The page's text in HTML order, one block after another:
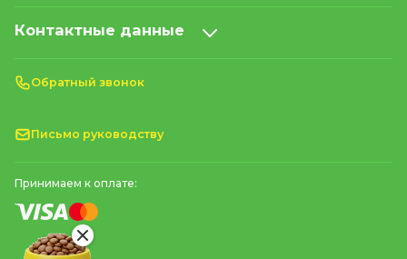
Контактные данные
Обратный звонок
Письмо руководству
Принимаем к оплате: